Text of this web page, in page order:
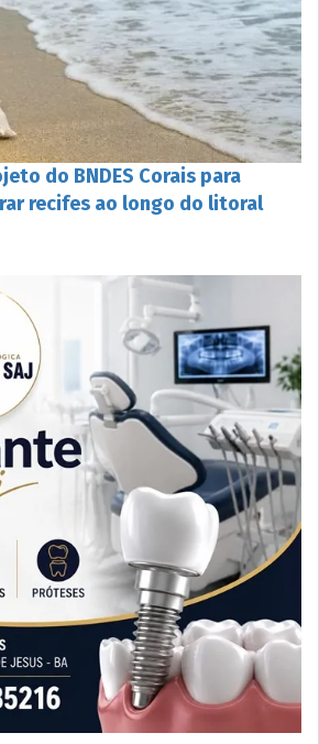
do BNDES Corais para
recifes ao longo do litoral